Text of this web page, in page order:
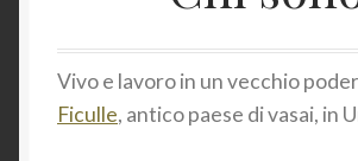
child
Vivo e lavoro in un vecchio
Ficulle, antico paese di vasai, in